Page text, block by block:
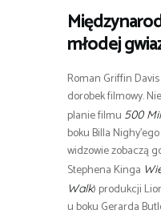
młodej
Roman Griffin
dorobek filmowy.
planie filmu 500
boku Billa
widzowie zobaczą
Stephena Kinga
Walk) produkcji
u boku Gerarda